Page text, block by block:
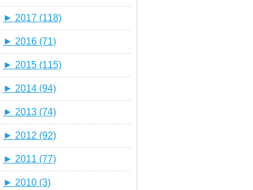
► 2017 (118)
► 2016 (71)
► 2015 (115)
► 2014 (94)
► 2013 (74)
► 2012 (92)
► 2011 (77)
► 2010 (3)